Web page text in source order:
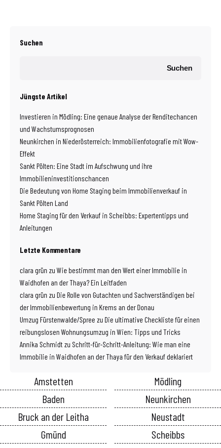
Suchen
Suchen
Jüngste Artikel
Investieren in Mödling: Eine genaue Analyse der Renditechancen
und Wachstumsprognosen
Neunkirchen in Niederösterreich: Immobilienfotografie mit Wow-
Effekt
Sankt Pölten: Eine Stadt im Aufschwung und ihre
Immobilieninvestitionschancen
Die Bedeutung von Home Staging beim Immobilienverkauf in
Sankt Pölten Land
Home Staging für den Verkauf in Scheibbs: Expertentipps und
Anleitungen
Letzte Kommentare
clara grün zu Wie bestimmt man den Wert einer Immobilie in
Waidhofen an der Thaya? Ein Leitfaden
clara grün zu Die Rolle von Gutachten und Sachverständigen bei
der Immobilienbewertung in Krems an der Donau
Umzug Fürstenwalde/Spree zu Die ultimative Checkliste für einen
reibungslosen Wohnungsumzug in Wien: Tipps und Tricks
Annika Schmidt zu Schritt-für-Schritt-Anleitung: Wie man eine
Immobilie in Waidhofen an der Thaya für den Verkauf deklariert
Amstetten
Baden
Bruck an der Leitha
Gmünd
Mödling
Neunkirchen
Neustadt
Scheibbs